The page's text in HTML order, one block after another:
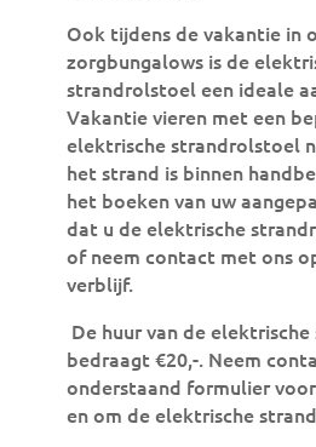
Ook tijdens de vakantie in
zorgbungalows is de
strandrolstoel een ideale
Vakantie vieren met een
elektrische strandrolstoel
het strand is binnen
het boeken van uw
dat u de elektrische
of neem contact met ons
verblijf.
De huur van de
bedraagt €20,-. Neem
onderstaand formulier
en om de elektrische